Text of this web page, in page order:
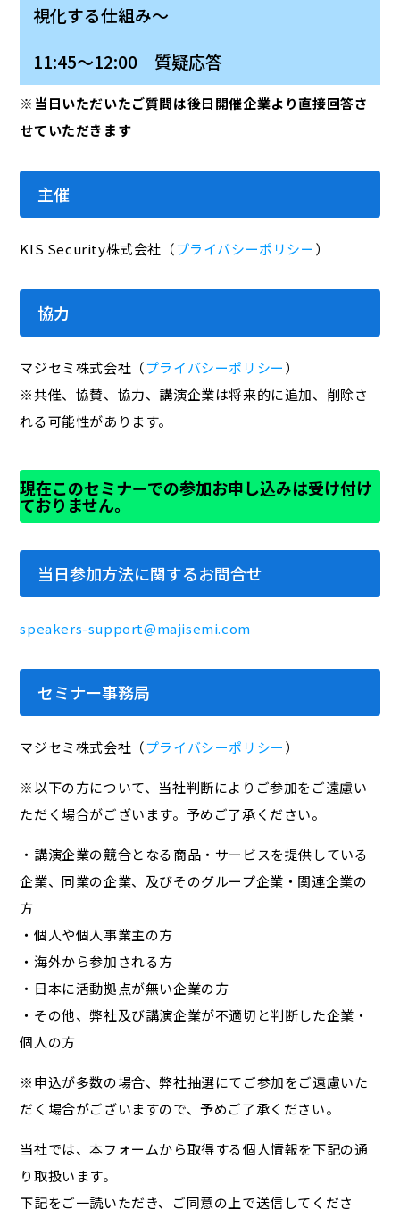
視化する仕組み～
11:45～12:00 質疑応答
※当日いただいたご質問は後日開催企業より直接回答さ
せていただきます
主催
KIS Security株式会社（プライバシーポリシー）
協力
マジセミ株式会社（プライバシーポリシー）
※共催、協賛、協力、講演企業は将来的に追加、削除さ
れる可能性があります。
現在このセミナーでの参加お申し込みは受け付け
ておりません。
当日参加方法に関するお問合せ
speakers-support@majisemi.com
セミナー事務局
マジセミ株式会社（プライバシーポリシー）
※以下の方について、当社判断によりご参加をご遠慮い
ただく場合がございます。予めご了承ください。
・講演企業の競合となる商品・サービスを提供している
企業、同業の企業、及びそのグループ企業・関連企業の
方
・個人や個人事業主の方
・海外から参加される方
・日本に活動拠点が無い企業の方
・その他、弊社及び講演企業が不適切と判断した企業・
個人の方
※申込が多数の場合、弊社抽選にてご参加をご遠慮いた
だく場合がございますので、予めご了承ください。
当社では、本フォームから取得する個人情報を下記の通
り取扱います。
下記をご一読いただき、ご同意の上で送信してくださ